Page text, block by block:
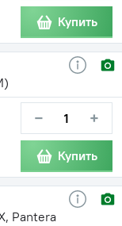
Купить
− +
Купить
Pantera